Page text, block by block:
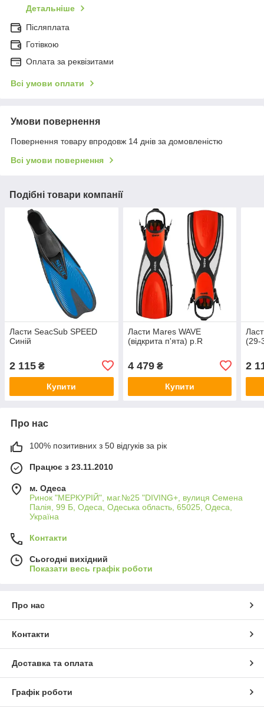
Детальніше
Післяплата
Готівкою
Оплата за реквізитами
Всі умови оплати
Умови повернення
Повернення товару впродовж 14 днів за домовленістю
Всі умови повернення
Подібні товари компанії
Ласти SeacSub SPEED
Синій
2 115 ₴
Купити
Ласти Mares WAVE
(відкрита п'ята) p.R
4 479₴
Купити
(29-
2
Про нас
100% позитивних з 50 відгуків за рік
Працює з 23.11.2010
м. Одеса
Ринок "МЕРКУРІЙ", маг.№25 "DIVING+, вулиця Семена
Палія, 99 Б, Одеса, Одеська область, 65025, Одеса,
Україна
Контакти
Сьогодні вихідний
Показати весь графік роботи
Про нас
Контакти
Доставка та оплата
Графік роботи